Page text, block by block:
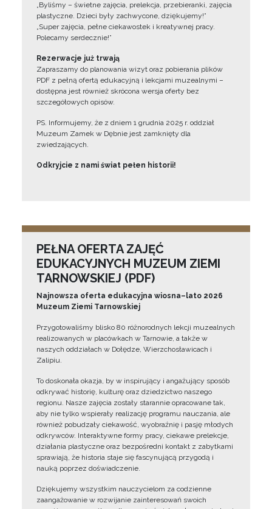
„Byliśmy – świetne zajęcia, prelekcja, przebieranki, zajęcia
plastyczne. Dzieci były zachwycone, dziękujemy!”
„Super zajęcia, pełne ciekawostek i kreatywnej pracy.
Polecamy serdecznie!”
Rezerwacje już trwają
Zapraszamy do planowania wizyt oraz pobierania plików
PDF z pełną ofertą edukacyjną i lekcjami muzealnymi –
dostępna jest również skrócona wersja oferty bez
szczegółowych opisów.
PS. Informujemy, że z dniem 1 grudnia 2025 r. oddział
Muzeum Zamek w Dębnie jest zamknięty dla
zwiedzających.
Odkryjcie z nami świat pełen historii!
PEŁNA OFERTA ZAJĘĆ
EDUKACYJNYCH MUZEUM ZIEMI
TARNOWSKIEJ (PDF)
Najnowsza oferta edukacyjna wiosna–lato 2026
Muzeum Ziemi Tarnowskiej
Przygotowaliśmy blisko 80 różnorodnych lekcji muzealnych
realizowanych w placówkach w Tarnowie, a także w
naszych oddziałach w Dołędze, Wierzchosławicach i
Zalipiu.
To doskonała okazja, by w inspirujący i angażujący sposób
odkrywać historię, kulturę oraz dziedzictwo naszego
regionu. Nasze zajęcia zostały starannie opracowane tak,
aby nie tylko wspierały realizację programu nauczania, ale
również pobudzały ciekawość, wyobraźnię i pasję młodych
odkrywców. Interaktywne formy pracy, ciekawe prelekcje,
działania plastyczne oraz bezpośredni kontakt z zabytkami
sprawiają, że historia staje się fascynującą przygodą i
nauką poprzez doświadczenie.
Dziękujemy wszystkim nauczycielom za codzienne
zaangażowanie w rozwijanie zainteresowań swoich